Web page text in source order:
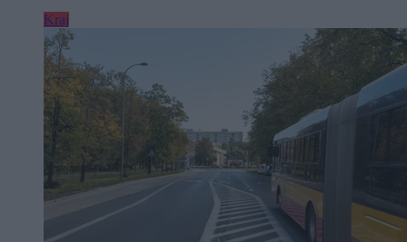
Kraj